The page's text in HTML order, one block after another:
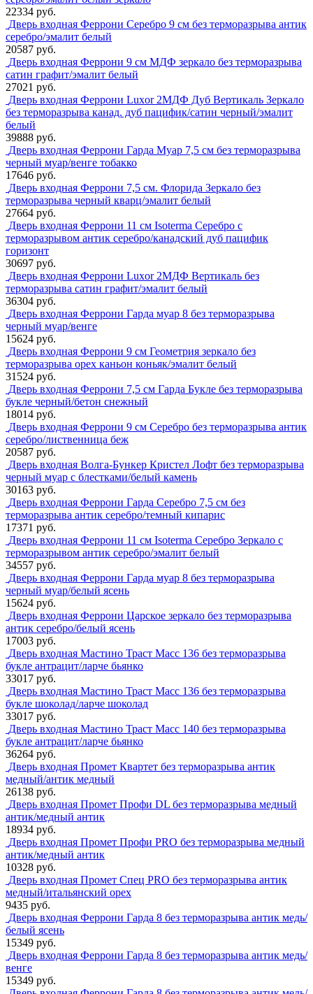
22334 руб.
Дверь входная Феррони Серебро 9 см без терморазрыва антик
серебро/эмалит белый
20587 руб.
Дверь входная Феррони 9 см МДФ зеркало без терморазрыва
сатин графит/эмалит белый
27021 руб.
Дверь входная Феррони Luxor 2МДФ Дуб Вертикаль Зеркало
без терморазрыва канад. дуб пацифик/сатин черный/эмалит
белый
39888 руб.
Дверь входная Феррони Гарда Муар 7,5 см без терморазрыва
черный муар/венге тобакко
17646 руб.
Дверь входная Феррони 7,5 см. Флорида Зеркало без
терморазрыва черный кварц/эмалит белый
27664 руб.
Дверь входная Феррони 11 см Isoterma Серебро с
терморазрывом антик серебро/канадский дуб пацифик
горизонт
30697 руб.
Дверь входная Феррони Luxor 2МДФ Вертикаль без
терморазрыва сатин графит/эмалит белый
36304 руб.
Дверь входная Феррони Гарда муар 8 без терморазрыва
черный муар/венге
15624 руб.
Дверь входная Феррони 9 см Геометрия зеркало без
терморазрыва орех каньон коньяк/эмалит белый
31524 руб.
Дверь входная Феррони 7,5 см Гарда Букле без терморазрыва
букле черный/бетон снежный
18014 руб.
Дверь входная Феррони 9 см Серебро без терморазрыва антик
серебро/лиственница беж
20587 руб.
Дверь входная Волга-Бункер Кристел Лофт без терморазрыва
черный муар с блестками/белый камень
30163 руб.
Дверь входная Феррони Гарда Серебро 7,5 см без
терморазрыва антик серебро/темный кипарис
17371 руб.
Дверь входная Феррони 11 см Isoterma Серебро Зеркало с
терморазрывом антик серебро/эмалит белый
34557 руб.
Дверь входная Феррони Гарда муар 8 без терморазрыва
черный муар/белый ясень
15624 руб.
Дверь входная Феррони Царское зеркало без терморазрыва
антик серебро/белый ясень
17003 руб.
Дверь входная Мастино Траст Масс 136 без терморазрыва
букле антрацит/ларче бьянко
33017 руб.
Дверь входная Мастино Траст Масс 136 без терморазрыва
букле шоколад/ларче шоколад
33017 руб.
Дверь входная Мастино Траст Масс 140 без терморазрыва
букле антрацит/ларче бьянко
36264 руб.
Дверь входная Промет Квартет без терморазрыва антик
медный/антик медный
26138 руб.
Дверь входная Промет Профи DL без терморазрыва медный
антик/медный антик
18934 руб.
Дверь входная Промет Профи PRO без терморазрыва медный
антик/медный антик
10328 руб.
Дверь входная Промет Спец PRO без терморазрыва антик
медный/итальянский орех
9435 руб.
Дверь входная Феррони Гарда 8 без терморазрыва антик медь/
белый ясень
15349 руб.
Дверь входная Феррони Гарда 8 без терморазрыва антик медь/
венге
15349 руб.